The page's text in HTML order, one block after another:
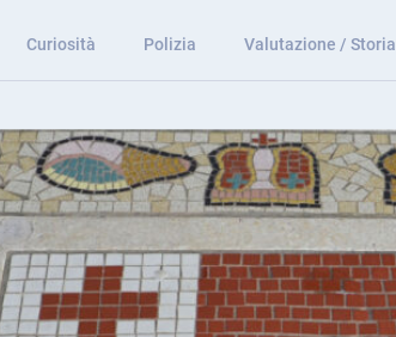
Curiosità Polizia Valutazione / Storia